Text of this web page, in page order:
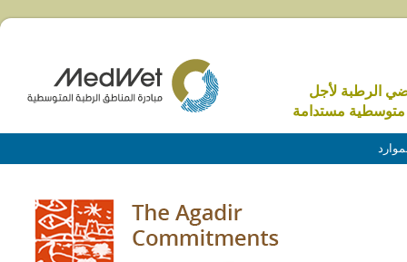
الرطبة لأجل
مستدامة